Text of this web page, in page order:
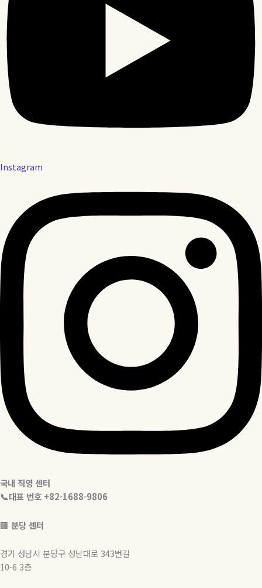
Instagram
국내 직영 센터
📞대표 번호 +82-1688-9806
🏢 분당 센터
경기 성남시 분당구 성남대로 343번길
10-6 3층